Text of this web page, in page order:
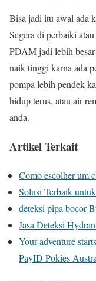
Bisa jadi itu awal ada
Segera di perbaiki
PDAM jadi lebih
naik tinggi karna ada
pompa lebih pendek
hidup terus, atau air
anda.
Artikel Terkait
Como escolher um
Solusi Terbaik
deteksi pipa bocor
Jasa Deteksi
Your adventure
PayID Pokies